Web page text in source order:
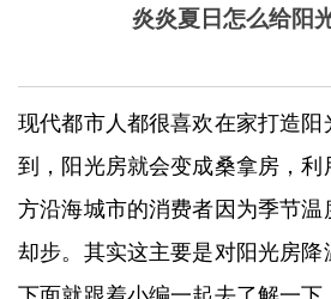
炎炎夏日怎么给阳
现代都市人都很喜欢在家打造阳
到，阳光房就会变成桑拿房，
方沿海城市的消费者因为季节温
却步。其实这主要是对阳光房降